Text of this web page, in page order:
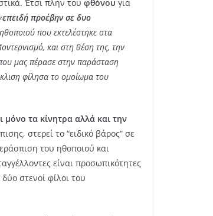
Έτσι πλην του φθόνου για
επειδή προέβην σε δυο
που εκτελέστηκε στα
και στη θέση της, την
μας πέρασε στην παράσταση
φίλησα το ομοίωμα του
μόνο τα κίνητρα αλλά και την
στερεί το “ειδικό βάρος” σε
του ηθοποιού και
είναι προσωπικότητες
στενοί φίλοι του